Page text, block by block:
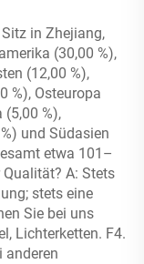
in Zhejiang,
(30,00 %),
(12,00 %),
%), Osteuropa
(5,00 %),
und Südasien
etwa 101–
A: Stets
stets eine
Sie bei uns
Lichterketten. F4.
anderen